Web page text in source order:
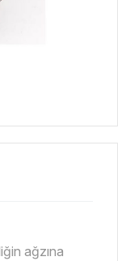
ağzına